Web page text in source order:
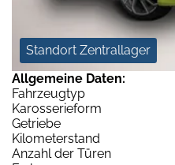
Standort Zentrallager
Allgemeine Daten:
Fahrzeugtyp
Karosserieform
Getriebe
Kilometerstand
Anzahl der Türen